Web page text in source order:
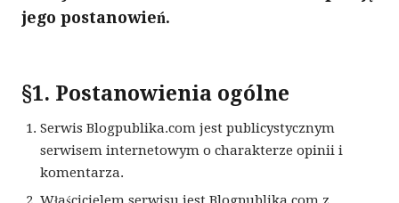
jego postanowień.
§1. Postanowienia ogólne
Serwis Blogpublika.com jest publicystycznym
serwisem internetowym o charakterze opinii i
komentarza.